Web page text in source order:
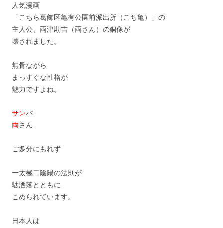
人気漫画
「こちら葛飾区亀有公園前派出所（こち亀）」の
主人公、両津勘吉（両さん）の銅像が
壊されました。
無骨ながら
まっすぐな性格が
魅力ですよね。
サンバ
両さん
ご多分にもれず
一太極二陰陽の法則が
駄洒落とともに
こめられています。
日本人は